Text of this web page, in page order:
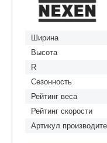
Ширина
Высота
R
Сезонность
Рейтинг веса
Рейтинг скорости
Артикул